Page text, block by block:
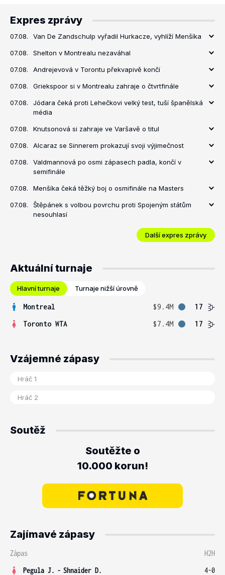
Expres zprávy
07.08. Van De Zandschulp vyřadil Hurkacze, vyhlíží Menšíka
07.08. Shelton v Montrealu nezaváhal
07.08. Andrejevová v Torontu překvapivě končí
07.08. Griekspoor si v Montrealu zahraje o čtvrtfinále
07.08.
Jódara čeká proti Lehečkovi velký test, tuší španělská
média
07.08. Knutsonová si zahraje ve Varšavě o titul
07.08. Alcaraz se Sinnerem prokazují svoji výjimečnost
07.08.
Valdmannová po osmi zápasech padla, končí v
semifinále
07.08. Menšíka čeká těžký boj o osmifinále na Masters
07.08.
Štěpánek s volbou povrchu proti Spojeným státům
nesouhlasí
Další expres zprávy
Aktuální turnaje
Hlavní turnaje Turnaje nižší úrovně
Montreal $9.4M
17
Toronto WTA
$7.4M 17
Vzájemné zápasy
Soutěž
Soutěžte o
10.000 korun!
Zajímavé zápasy
Zápas
H2H
Pegula J. - Shnaider D.
4-0